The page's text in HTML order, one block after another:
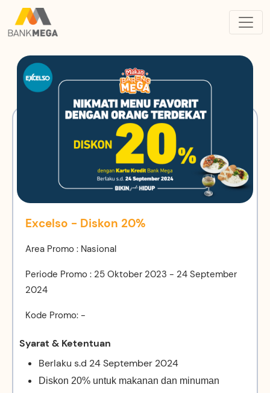
Excelso - Diskon 20%
Area Promo : Nasional
Periode Promo : 25 Oktober 2023 - 24 September
2024
Kode Promo: -
Syarat & Ketentuan
Berlaku s.d 24 September 2024
Diskon 20% untuk makanan dan minuman